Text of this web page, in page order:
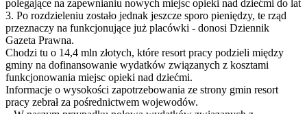
polegające na zapewnianiu nowych miejsc opieki nad dziećmi do lat
3. Po rozdzieleniu zostało jednak jeszcze sporo pieniędzy, te rząd
przeznaczy na funkcjonujące już placówki - donosi Dziennik
Gazeta Prawna.
Chodzi tu o 14,4 mln złotych, które resort pracy podzieli między
gminy na dofinansowanie wydatków związanych z kosztami
funkcjonowania miejsc opieki nad dziećmi.
Informacje o wysokości zapotrzebowania ze strony gmin resort
pracy zebrał za pośrednictwem wojewodów.